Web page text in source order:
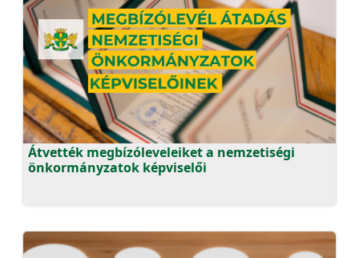
Átvették megbízóleveleiket a nemzetiségi
önkormányzatok képviselői